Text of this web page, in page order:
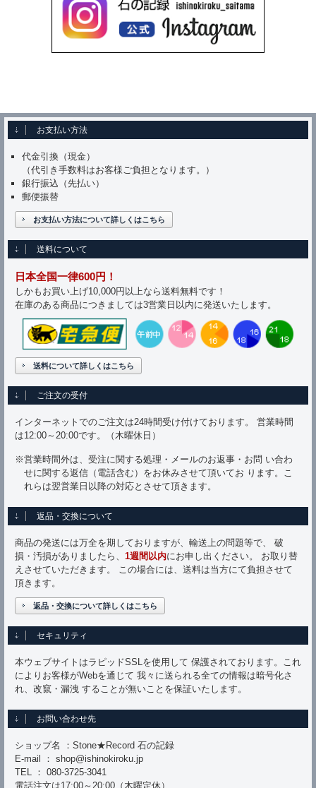
お支払い方法
代金引換（現金）
（代引き手数料はお客様ご負担となります。）
銀行振込（先払い）
郵便振替
お支払い方法について詳しくはこちら
送料について
日本全国一律600円！
しかもお買い上げ10,000円以上なら送料無料です！
在庫のある商品につきましては3営業日以内に発送いたします。
送料について詳しくはこちら
ご注文の受付
インターネットでのご注文は24時間受け付けております。 営業時間
は12:00～20:00です。（木曜休日）
※営業時間外は、受注に関する処理・メールのお返事・お問 い合わ
せに関する返信（電話含む）をお休みさせて頂いてお ります。こ
れらは翌営業日以降の対応とさせて頂きます。
返品・交換について
商品の発送には万全を期しておりますが、輸送上の問題等で、 破
損・汚損がありましたら、 1週間以内にお申し出ください。 お取り替
えさせていただきます。 この場合には、送料は当方にて負担させて
頂きます。
返品・交換について詳しくはこちら
セキュリティ
本ウェブサイトはラピッドSSLを使用して 保護されております。これ
によりお客様がWebを通じて 我々に送られる全ての情報は暗号化さ
れ、改竄・漏洩 することが無いことを保証いたします。
お問い合わせ先
ショップ名 ：Stone★Record 石の記録
E-mail ： shop@ishinokiroku.jp
TEL ： 080-3725-3041
電話注文は17:00～20:00（木曜定休）